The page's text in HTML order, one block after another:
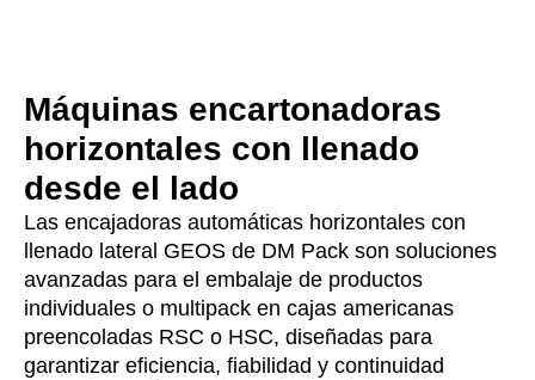
Máquinas encartonadoras
horizontales con llenado
desde el lado
Las encajadoras automáticas horizontales con
llenado lateral GEOS de DM Pack son soluciones
avanzadas para el embalaje de productos
individuales o multipack en cajas americanas
preencoladas RSC o HSC, diseñadas para
garantizar eficiencia, fiabilidad y continuidad